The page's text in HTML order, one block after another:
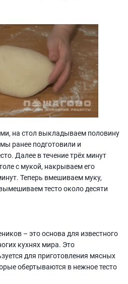
на стол выкладываем половину
ранее подготовили и
Далее в течение трёх минут
с мукой, накрываем его
Теперь вмешиваем муку,
тесто около десяти
– это основа для известного
кухнях мира. Это
для приготовления мясных
обертываются в нежное тесто